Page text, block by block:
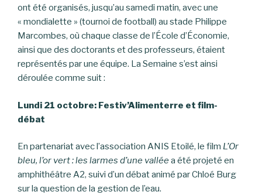
ont été organisés, jusqu’au samedi matin, avec une
« mondialette » (tournoi de football) au stade Philippe
Marcombes, où chaque classe de l’École d’Économie,
ainsi que des doctorants et des professeurs, étaient
représentés par une équipe. La Semaine s’est ainsi
déroulée comme suit :
Lundi 21 octobre: Festiv’Alimenterre et film-
débat
En partenariat avec l’association ANIS Etoilé, le film L’Or
bleu, l’or vert : les larmes d’une valléea été projeté en
amphithéâtre A2, suivi d’un débat animé par Chloé Burg
sur la question de la gestion de l’eau.